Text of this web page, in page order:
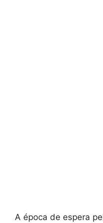
A época de espera